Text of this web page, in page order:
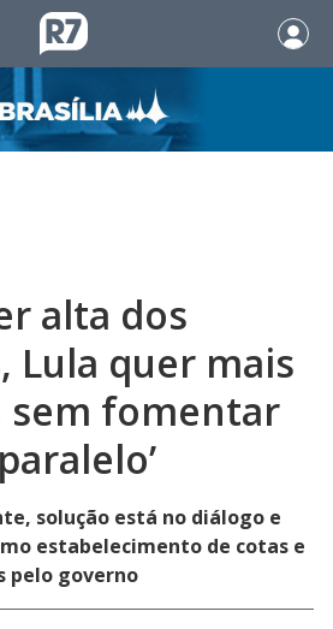
alta dos
Lula quer mais
sem fomentar
solução está no diálogo e
estabelecimento de cotas e
pelo governo